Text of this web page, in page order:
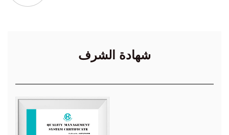
شهادة الشرف